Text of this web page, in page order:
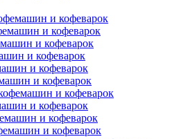
и кофеварок
и кофеварок
и кофеварок
и кофеварок
и кофеварок
и кофеварок
и кофеварок
и кофеварок
и кофеварок
и кофеварок